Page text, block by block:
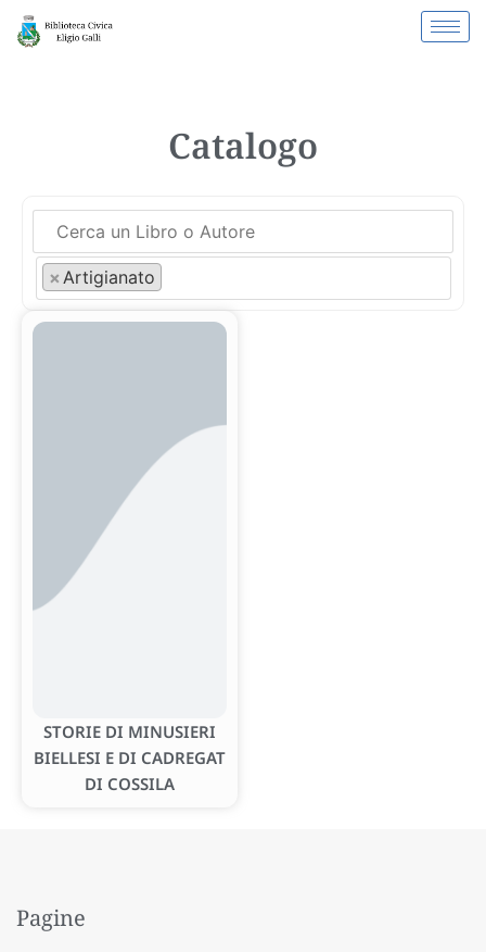
Catalogo
× Artigianato
STORIE DI MINUSIERI
BIELLESI E DI CADREGAT
DI COSSILA
Pagine